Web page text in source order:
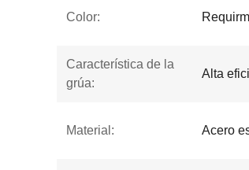
Color:
Característica de la
grúa:
Alta
Material: Acero